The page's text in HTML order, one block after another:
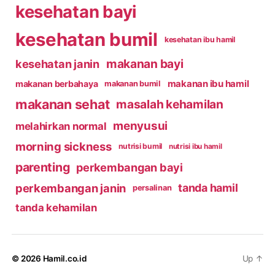
kesehatan bayi
kesehatan bumil kesehatan ibu hamil
kesehatan janin makanan bayi
makanan berbahaya makanan bumil makanan ibu hamil
makanan sehat masalah kehamilan
melahirkan normal menyusui
morning sickness nutrisi bumil nutrisi ibu hamil
parenting perkembangan bayi
perkembangan janin
persalinan tanda hamil
tanda kehamilan
© 2026 Hamil.co.id Up ↑